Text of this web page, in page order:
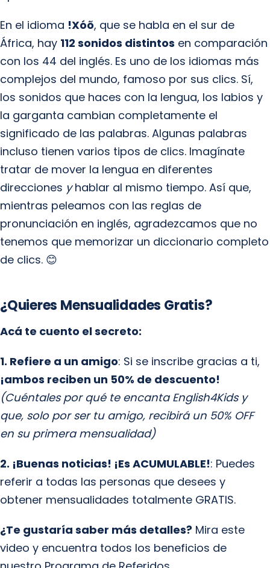
En el idioma !Xóõ, que se habla en el sur de
África, hay 112 sonidos distintos en comparación
con los 44 del inglés. Es uno de los idiomas más
complejos del mundo, famoso por sus clics. Sí,
los sonidos que haces con la lengua, los labios y
la garganta cambian completamente el
significado de las palabras. Algunas palabras
incluso tienen varios tipos de clics. Imagínate
tratar de mover la lengua en diferentes
direcciones yhablar al mismo tiempo. Así que,
mientras peleamos con las reglas de
pronunciación en inglés, agradezcamos que no
tenemos que memorizar un diccionario completo
de clics. 😊
¿Quieres Mensualidades Gratis?
Acá te cuento el secreto:
1. Refiere a un amigo: Si se inscribe gracias a ti,
¡ambos reciben un 50% de descuento!
(Cuéntales por qué te encanta English4Kids y
que, solo por ser tu amigo, recibirá un 50% OFF
en su primera mensualidad)
2. ¡Buenas noticias! ¡Es ACUMULABLE!: Puedes
referir a todas las personas que desees y
obtener mensualidades totalmente GRATIS.
¿Te gustaría saber más detalles? Mira este
video y encuentra todos los beneficios de